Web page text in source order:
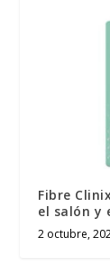
Fibre
el salón y
2 octubre,